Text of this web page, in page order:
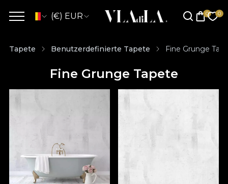
(€) EUR
Tapete Benutzerdefinierte Tapete Fine Grunge
Fine Grunge Tapete